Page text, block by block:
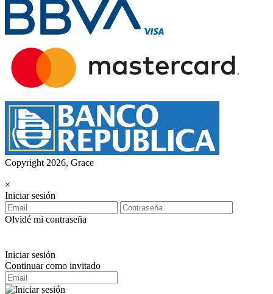
Copyright 2026, Grace
×
Iniciar sesión
Olvidé mi contraseña
Iniciar sesión
Continuar como invitado